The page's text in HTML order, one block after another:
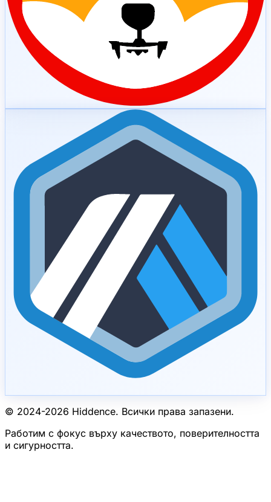
© 2024-2026 Hiddence. Всички права запазени.
Работим с фокус върху качеството, поверителността
и сигурността.